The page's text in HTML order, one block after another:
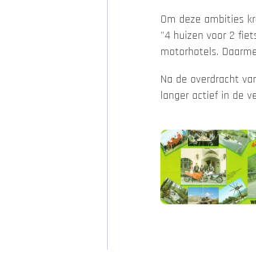
Motor Routeplanner
Om deze ambities
"4 huizen voor 2
motorhotels.
Na de overdracht
langer actief in de